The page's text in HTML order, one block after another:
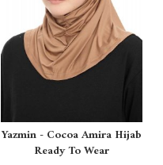
Yazmin - Cocoa Amira Hijab
Ready To Wear